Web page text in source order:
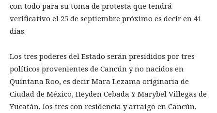
con todo para su toma de protesta que tendrá
verificativo el 25 de septiembre próximo es decir en 41
días.
Los tres poderes del Estado serán presididos por tres
políticos provenientes de Cancún y no nacidos en
Quintana Roo, es decir Mara Lezama originaria de
Ciudad de México, Heyden Cebada Y Marybel Villegas de
Yucatán, los tres con residencia y arraigo en Cancún,